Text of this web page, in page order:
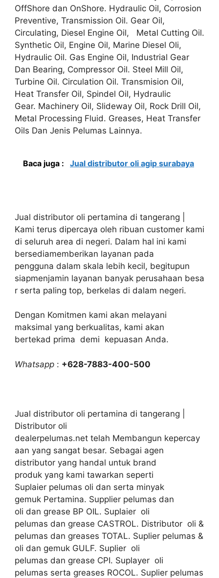
OffShore dan OnShore. Hydraulic Oil, Corrosion
Preventive, Transmission Oil. Gear Oil,
Circulating, Diesel Engine Oil, Metal Cutting Oil.
Synthetic Oil, Engine Oil, Marine Diesel Oli,
Hydraulic Oil. Gas Engine Oil, Industrial Gear
Dan Bearing, Compressor Oil. Steel Mill Oil,
Turbine Oil. Circulation Oil. Transmision Oil,
Heat Transfer Oil, Spindel Oil, Hydraulic
Gear. Machinery Oil, Slideway Oil, Rock Drill Oil,
Metal Processing Fluid. Greases, Heat Transfer
Oils Dan Jenis Pelumas Lainnya.
Baca juga : Jual distributor oli agip surabaya
Jual distributor oli pertamina di tangerang |
Kami terus dipercaya oleh ribuan customer kami
di seluruh area di negeri. Dalam hal ini kami
bersediamemberikan layanan pada
pengguna dalam skala lebih kecil, begitupun
siapmenjamin layanan banyak perusahaan besa
r serta paling top, berkelas di dalam negeri.
Dengan Komitmen kami akan melayani
maksimal yang berkualitas, kami akan
bertekad prima demi kepuasan Anda.
Whatsapp : +628-7883-400-500
Jual distributor oli pertamina di tangerang |
Distributor oli
dealerpelumas.net telah Membangun kepercay
aan yang sangat besar. Sebagai agen
distributor yang handal untuk brand
produk yang kami tawarkan seperti
Suplaier pelumas oli dan serta minyak
gemuk Pertamina. Supplier pelumas dan
oli dan grease BP OIL. Suplaier oli
pelumas dan grease CASTROL. Distributor oli &
pelumas dan greases TOTAL. Suplier pelumas &
oli dan gemuk GULF. Suplier oli
pelumas dan grease CPI. Suplayer oli
pelumas serta greases ROCOL. Suplier pelumas